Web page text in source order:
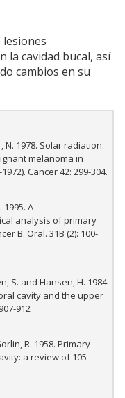
la cavidad bucal, así
cambios en su
N. 1978. Solar radiation:
melanoma in
Cancer 42: 299-304.
1995. A
analysis of primary
B. Oral. 31B (2): 100-
S. and Hansen, H. 1984.
cavity and the upper
912
R. 1958. Primary
a review of 105